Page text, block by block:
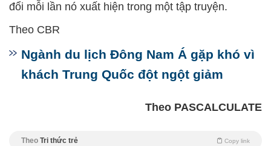
đổi mỗi lần nó xuất hiện trong một tập truyện.
Theo CBR
Ngành du lịch Đông Nam Á gặp khó vì
khách Trung Quốc đột ngột giảm
Theo PASCALCULATE
Theo Tri thức trẻ Copy link